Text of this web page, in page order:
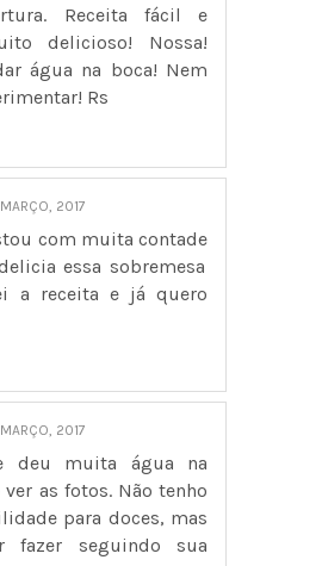
Receita fácil e
delicioso! Nossa!
água na boca! Nem
Rs
2017
com muita contade
essa sobremesa
a receita e já quero
2017
deu muita água na
ver as fotos. Não tenho
para doces, mas
fazer seguindo sua